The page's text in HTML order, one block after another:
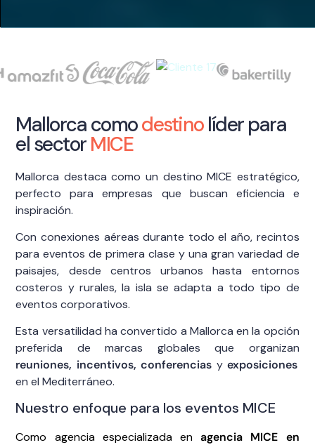
Mallorca comodestinolíder para
el sectorMICE
Mallorca destaca como un destino MICE estratégico,
perfecto para empresas que buscan eficiencia e
inspiración.
Con conexiones aéreas durante todo el año, recintos
para eventos de primera clase y una gran variedad de
paisajes, desde centros urbanos hasta entornos
costeros y rurales, la isla se adapta a todo tipo de
eventos corporativos.
Esta versatilidad ha convertido a Mallorca en la opción
preferida de marcas globales que organizan
reuniones, incentivos, conferencias yexposiciones
en el Mediterráneo.
Nuestro enfoque para los eventos MICE
Como agencia especializada en agencia MICE en